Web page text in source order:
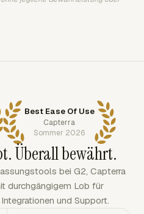
Best Ease Of Use
Capterra
Sommer 2026
Überall bewährt.
bei G2, Capterra
durchgängigem Lob für
und Support.